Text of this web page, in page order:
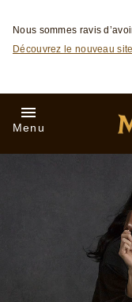
Nous sommes ravis
Découvrez le nouveau
Menu